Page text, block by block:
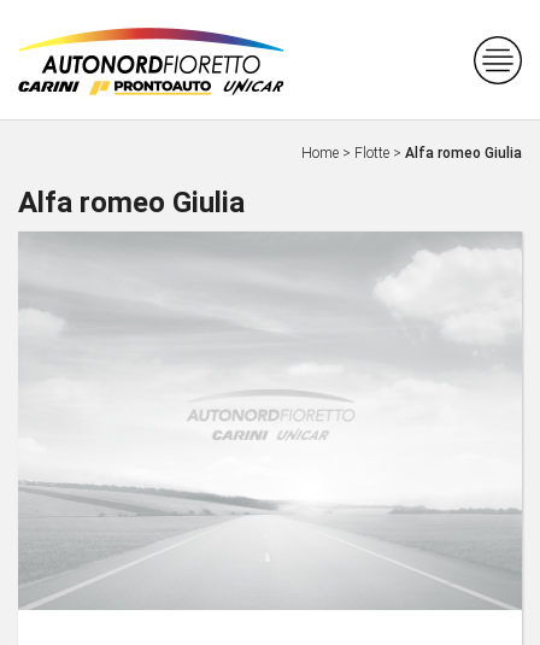
Home > Flotte > Alfa romeo Giulia
Alfa romeo Giulia